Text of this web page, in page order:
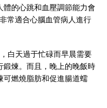
的心跳和血壓調節能力會
常適合心腦血管病人進行
天過于忙碌而早晨需要
鍛煉。而且，晚上的晚飯時
可燃燒脂肪和促進腸道蠕